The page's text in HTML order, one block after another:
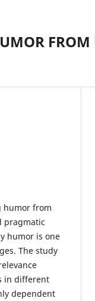
humor from
pragmatic
humor is one
The study
in different
dependent